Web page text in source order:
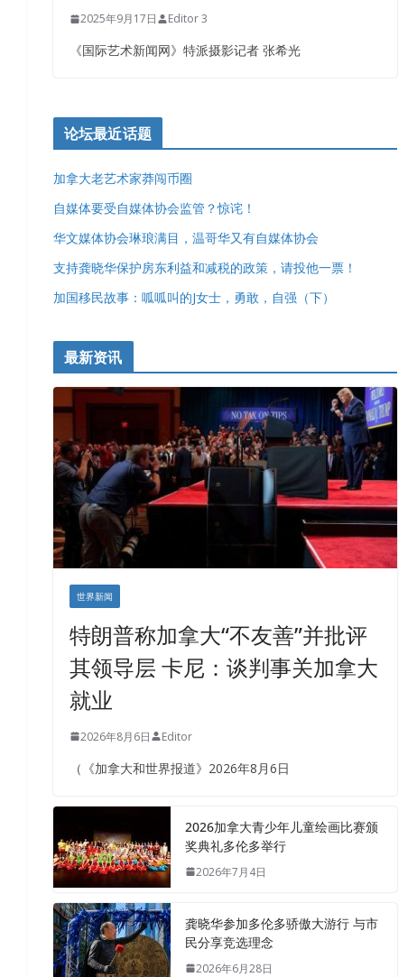
2025年9月17日 Editor 3
《国际艺术新闻网》特派摄影记者 张希光
论坛最近话题
加拿大老艺术家莽闯币圈
自媒体要受自媒体协会监管？惊诧！
华文媒体协会琳琅满目，温哥华又有自媒体协会
支持龚晓华保护房东利益和减税的政策，请投他一票！
加国移民故事：呱呱叫的J女士，勇敢，自强（下）
最新资讯
世界新闻
特朗普称加拿大“不友善”并批评
其领导层 卡尼：谈判事关加拿大
就业
2026年8月6日 Editor
（《加拿大和世界报道》2026年8月6日
2026加拿大青少年儿童绘画比赛颁
奖典礼多伦多举行
2026年7月4日
龚晓华参加多伦多骄傲大游行 与市
民分享竞选理念
2026年6月28日